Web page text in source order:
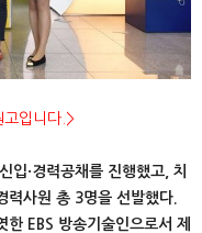
고입니다.>
입·경력공채를 진행했고, 치
력사원 총 3명을 선발했다.
EBS 방송기술인으로서 제